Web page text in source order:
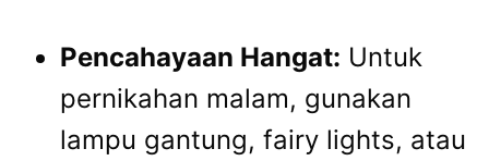
Pencahayaan Hangat: Untuk
pernikahan malam, gunakan
lampu gantung, fairy lights, atau